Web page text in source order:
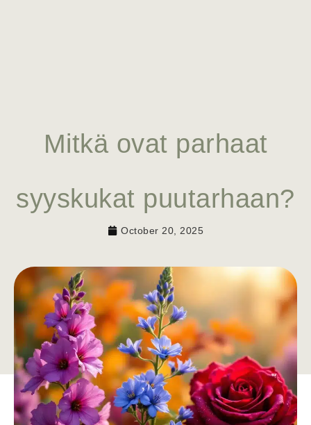
Mitkä ovat parhaat
syyskukat puutarhaan?
October 20, 2025